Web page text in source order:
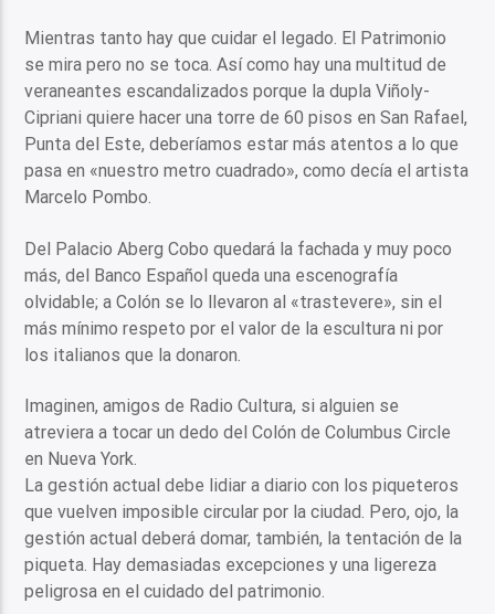
Mientras tanto hay que cuidar el legado. El Patrimonio
se mira pero no se toca. Así como hay una multitud de
veraneantes escandalizados porque la dupla Viñoly-
Cipriani quiere hacer una torre de 60 pisos en San Rafael,
Punta del Este, deberíamos estar más atentos a lo que
pasa en «nuestro metro cuadrado», como decía el artista
Marcelo Pombo.
Del Palacio Aberg Cobo quedará la fachada y muy poco
más, del Banco Español queda una escenografía
olvidable; a Colón se lo llevaron al «trastevere», sin el
más mínimo respeto por el valor de la escultura ni por
los italianos que la donaron.
Imaginen, amigos de Radio Cultura, si alguien se
atreviera a tocar un dedo del Colón de Columbus Circle
en Nueva York.
La gestión actual debe lidiar a diario con los piqueteros
que vuelven imposible circular por la ciudad. Pero, ojo, la
gestión actual deberá domar, también, la tentación de la
piqueta. Hay demasiadas excepciones y una ligereza
peligrosa en el cuidado del patrimonio.